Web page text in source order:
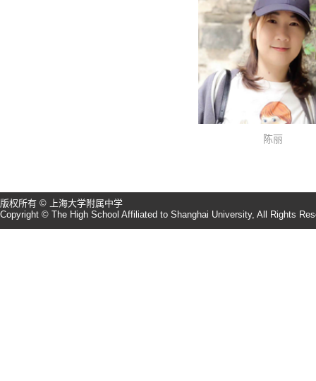
陈丽
版权所有 © 上海大学附属中学
Copyright © The High School Affiliated to Shanghai University, All Rights